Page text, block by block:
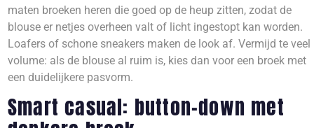
maten broeken heren die goed op de heup zitten, zodat de
blouse er netjes overheen valt of licht ingestopt kan worden.
Loafers of schone sneakers maken de look af. Vermijd te veel
volume: als de blouse al ruim is, kies dan voor een broek met
een duidelijkere pasvorm.
Smart casual: button-down met